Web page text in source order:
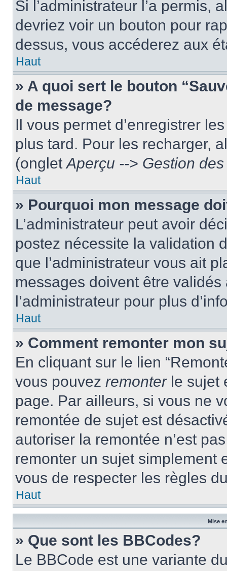
Si l’administrateur l’a permis,
devriez voir un bouton pour
dessus, vous accéderez aux
Haut
» A quoi sert le bouton
de message?
Il vous permet d’enregistrer
plus tard. Pour les recharger,
(ongletAperçu --> Gestion
Haut
» Pourquoi mon message
L’administrateur peut avoir
postez nécessite la validation
que l’administrateur vous ait
messages doivent être validés
l’administrateur pour plus
Haut
» Comment remonter mon
En cliquant sur le lien
vous pouvez remonterle sujet
page. Par ailleurs, si vous ne
remontée de sujet est
autoriser la remontée n’est
remonter un sujet simplement
vous de respecter les règles
Haut
Mise
» Que sont les BBCodes?
Le BBCode est une variante